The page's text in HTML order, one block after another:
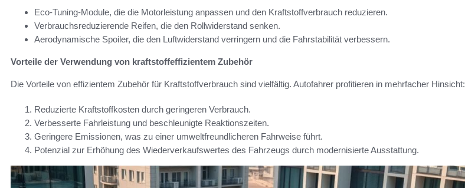
Eco-Tuning-Module, die die Motorleistung anpassen und den Kraftstoffverbrauch reduzieren.
Verbrauchsreduzierende Reifen, die den Rollwiderstand senken.
Aerodynamische Spoiler, die den Luftwiderstand verringern und die Fahrstabilität verbessern.
Vorteile der Verwendung von kraftstoffeffizientem Zubehör
Die Vorteile von effizientem Zubehör für Kraftstoffverbrauch sind vielfältig. Autofahrer profitieren in mehrfacher Hinsicht:
Reduzierte Kraftstoffkosten durch geringeren Verbrauch.
Verbesserte Fahrleistung und beschleunigte Reaktionszeiten.
Geringere Emissionen, was zu einer umweltfreundlicheren Fahrweise führt.
Potenzial zur Erhöhung des Wiederverkaufswertes des Fahrzeugs durch modernisierte Ausstattung.